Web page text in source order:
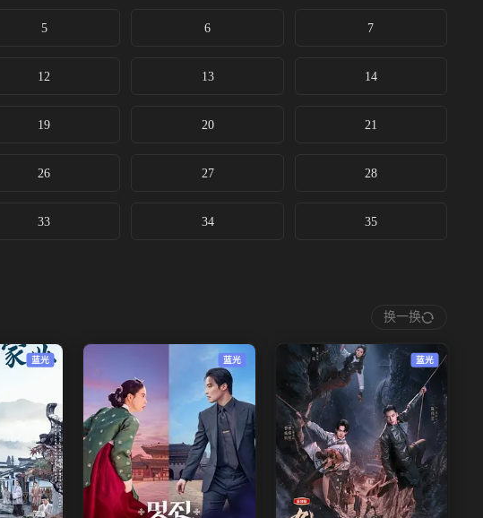
5 6 7
12 13 14
19 20 21
26 27 28
33 34 35
换一换
蓝光 蓝光 蓝光